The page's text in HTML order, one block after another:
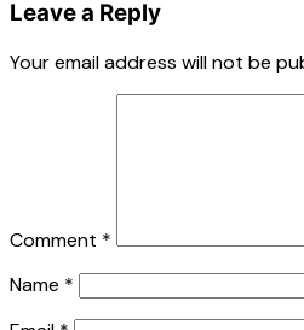
Leave a Reply
Your email address will not be
Comment *
Name *